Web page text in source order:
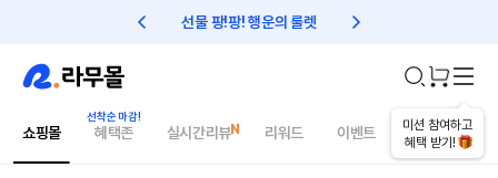
선물 팡!팡! 행운의 룰렛 친구초대 1만원 리워드!
미션 참여하고
혜택 받기!
쇼핑몰 혜택존 실시간리뷰 리워드 이벤트 건강매거진